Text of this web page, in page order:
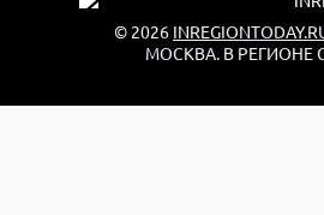
© 2026
МОСКВА. В РЕГИОНЕ